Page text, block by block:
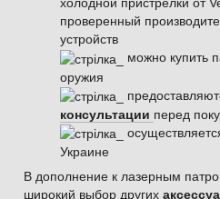
холодной пристрелки от
проверенный
устройств
можно купить
оружия
консультации перед
Украине
В дополнение к лазерным
широкий выбор других